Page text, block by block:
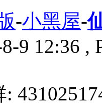
-小黑屋-
9 12:36 ,